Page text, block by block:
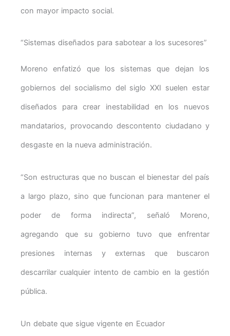
con mayor impacto social.
“Sistemas diseñados para sabotear a los sucesores”
Moreno enfatizó que los sistemas que dejan los
gobiernos del socialismo del siglo XXI suelen estar
diseñados para crear inestabilidad en los nuevos
mandatarios, provocando descontento ciudadano y
desgaste en la nueva administración.
“Son estructuras que no buscan el bienestar del país
a largo plazo, sino que funcionan para mantener el
poder de forma indirecta”, señaló Moreno,
agregando que su gobierno tuvo que enfrentar
presiones internas y externas que buscaron
descarrilar cualquier intento de cambio en la gestión
pública.
Un debate que sigue vigente en Ecuador